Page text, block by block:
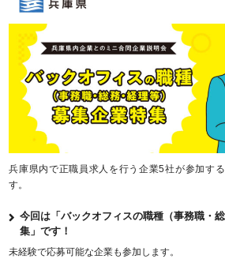
兵庫県内で正職員求人を行う企業5社が参加す
す。
今回は 「バックオフィスの職種（事務職・
集」です！
未経験で応募可能な企業も参加します。